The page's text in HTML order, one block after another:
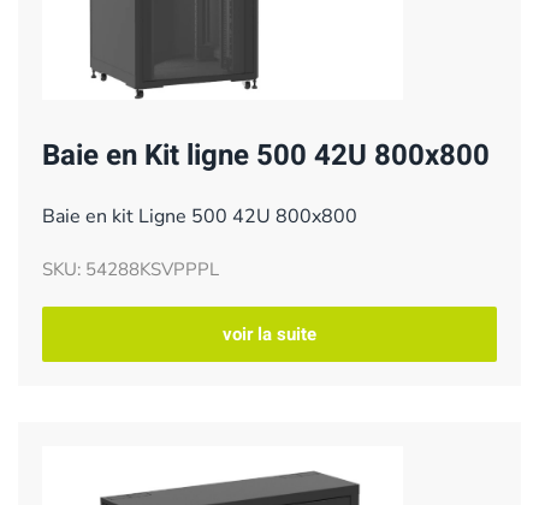
Baie en Kit ligne 500 42U 800x800
Baie en kit Ligne 500 42U 800x800
SKU: 54288KSVPPPL
voir la suite